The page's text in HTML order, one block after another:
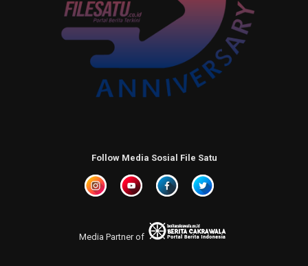
Follow Media Sosial File Satu
Media Partner of